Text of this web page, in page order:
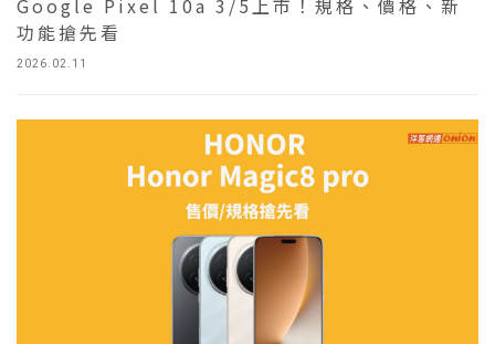
2026.02.11
Google Pixel 10a 3/5上市！規格、價格、新
功能搶先看